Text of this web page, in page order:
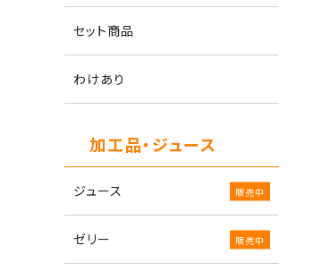
セット商品
わけあり
加工品・ジュース
ジュース
ゼリー